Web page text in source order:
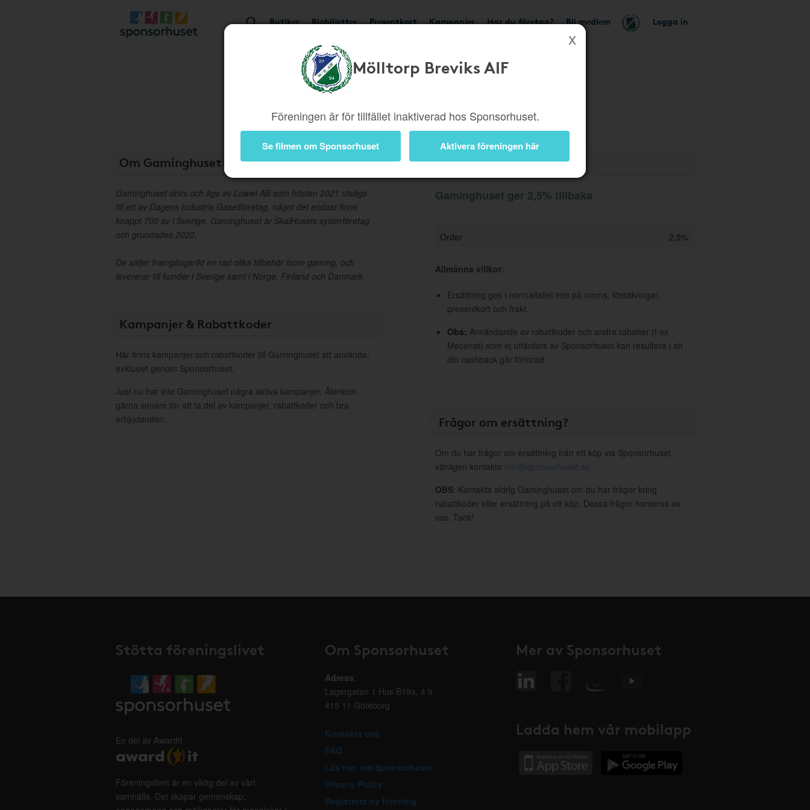
Butiker Biobiljetter Presentkort Kampanjer Har du företag? Bli medlem Logga in
Mölltorp Breviks AIF
Föreningen är för tillfället inaktiverad hos Sponsorhuset.
Se filmen om Sponsorhuset Aktivera föreningen här
Om Gaminghuset
Gaminghuset drivs och ägs av Lowwi AB som hösten 2021 utsågs
till ett av Dagens Industris Gasellföretag, något det endast finns
knappt 700 av i Sverige. Gaminghuset är SkalHusets systerföretag
och grundades 2022.
De säljer framgångsrikt en rad olika tillbehör inom gaming, och
levererar till kunder i Sverige samt i Norge, Finland och Danmark.
Kampanjer & Rabattkoder
Här finns kampanjer och rabattkoder till Gaminghuset att använda,
exklusivt genom Sponsorhuset.
Just nu har inte Gaminghuset några aktiva kampanjer. Återkom
gärna senare för att ta del av kampanjer, rabattkoder och bra
erbjudanden.
Information
Gaminghuset ger 2,5% tillbaka
Order 2,5%
Allmänna villkor:
Ersättning ges i normalfallet inte på moms, försäkringar,
presentkort och frakt.
Obs: Användande av rabattkoder och andra rabatter (t ex
Mecenat) som ej utfärdats av Sponsorhuset kan resultera i att
din cashback går förlorad.
Frågor om ersättning?
Om du har frågor om ersättning från ett köp via Sponsorhuset,
vänligen kontakta info@sponsorhuset.se
OBS: Kontakta aldrig Gaminghuset om du har frågor kring
rabattkoder eller ersättning på ett köp. Dessa frågor hanteras av
oss. Tack!
Stötta föreningslivet
En del av AwardIt
Föreningslivet är en viktig del av vårt
samhälle. Det skapar gemenskap,
Om Sponsorhuset
Adress:
Lagergatan 1 Hus B19a, 4 tr
415 11 Göteborg
Kontakta oss
FAQ
Läs mer om Sponsorhuset
Privacy Policy
Registrera ny förening
Mer av Sponsorhuset
Ladda hem vår mobilapp